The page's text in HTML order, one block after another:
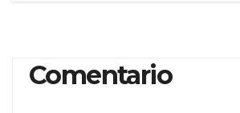
Comentario